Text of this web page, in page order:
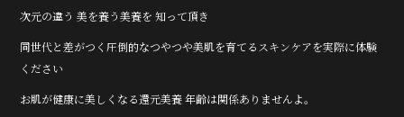
次元の違う 美を養う美養を 知って頂き
同世代と差がつく圧倒的なつやつや美肌を育てるスキンケアを実際に体験
ください
お肌が健康に美しくなる還元美養 年齢は関係ありませんよ。